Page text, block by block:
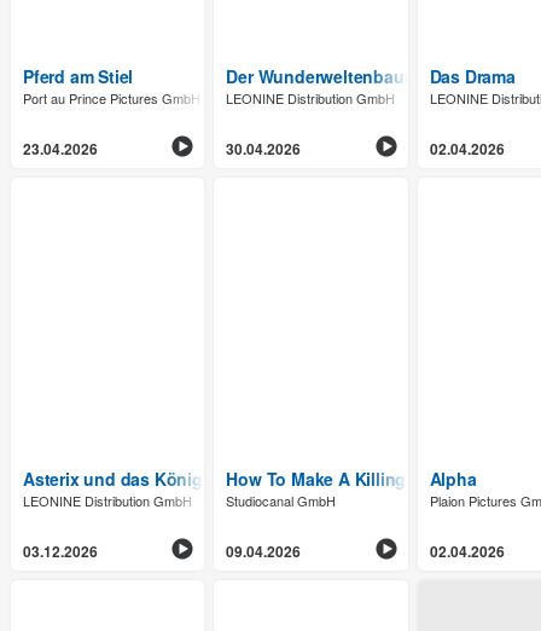
Pferd am Stiel
Port au Prince Pictures GmbH
23.04.2026
Der Wunderweltenbaum
LEONINE Distribution GmbH
30.04.2026
Das Drama
LEONINE
02.04.2026
Asterix und das Königreich Nubien
LEONINE Distribution GmbH
03.12.2026
How To Make A Killing - Todsicheres
Studiocanal GmbH
09.04.2026
Alpha
Plaion Pictures
02.04.2026